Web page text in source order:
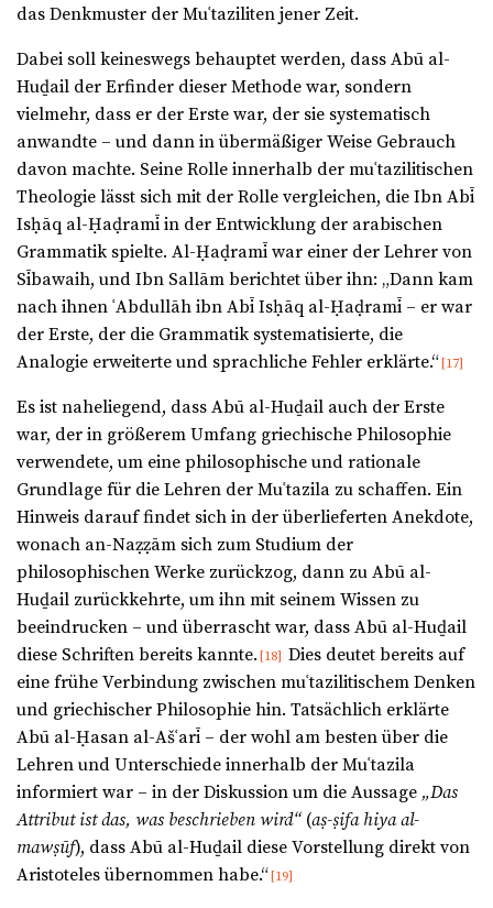
das Denkmuster der Muʿtaziliten jener Zeit.
Dabei soll keineswegs behauptet werden, dass Abū al-
Huḏail der Erfinder dieser Methode war, sondern
vielmehr, dass er der Erste war, der sie systematisch
anwandte – und dann in übermäßiger Weise Gebrauch
davon machte. Seine Rolle innerhalb der muʿtazilitischen
Theologie lässt sich mit der Rolle vergleichen, die Ibn Abī
Isḥāq al-Ḥaḍramī in der Entwicklung der arabischen
Grammatik spielte. Al-Ḥaḍramī war einer der Lehrer von
Sībawaih, und Ibn Sallām berichtet über ihn: „Dann kam
nach ihnen ʿAbdullāh ibn Abī Isḥāq al-Ḥaḍramī – er war
der Erste, der die Grammatik systematisierte, die
Analogie erweiterte und sprachliche Fehler erklärte.“ [17]
Es ist naheliegend, dass Abū al-Huḏail auch der Erste
war, der in größerem Umfang griechische Philosophie
verwendete, um eine philosophische und rationale
Grundlage für die Lehren der Muʿtazila zu schaffen. Ein
Hinweis darauf findet sich in der überlieferten Anekdote,
wonach an-Naẓẓām sich zum Studium der
philosophischen Werke zurückzog, dann zu Abū al-
Huḏail zurückkehrte, um ihn mit seinem Wissen zu
beeindrucken – und überrascht war, dass Abū al-Huḏail
diese Schriften bereits kannte. [18] Dies deutet bereits auf
eine frühe Verbindung zwischen muʿtazilitischem Denken
und griechischer Philosophie hin. Tatsächlich erklärte
Abū al-Ḥasan al-Ašʿarī – der wohl am besten über die
Lehren und Unterschiede innerhalb der Muʿtazila
informiert war – in der Diskussion um die Aussage „Das
Attribut ist das, was beschrieben wird“ (aṣ-ṣifa hiya al-
mawṣūf), dass Abū al-Huḏail diese Vorstellung direkt von
Aristoteles übernommen habe.“ [19]